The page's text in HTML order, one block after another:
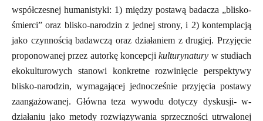
współczesnej humanistyki: 1) między postawą badacza „blisko-
śmierci” oraz blisko-narodzin z jednej strony, i 2) kontemplacją
jako czynnością badawczą oraz działaniem z drugiej. Przyjęcie
proponowanej przez autorkę koncepcjikulturynatury w studiach
ekokulturowych stanowi konkretne rozwinięcie perspektywy
blisko-narodzin, wymagającej jednocześnie przyjęcia postawy
zaangażowanej. Główna teza wywodu dotyczy dyskusji- w-
działaniu jako metody rozwiązywania sprzeczności utrwalonej